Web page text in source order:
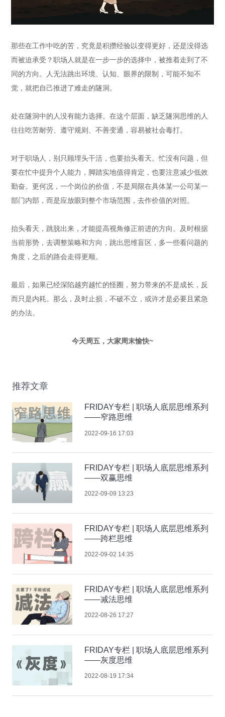
那些在工作中吃的苦，究竟是积攒经验以变得更好，还是没得选
而被迫承受？职场人就是在一步一步的选择中，被推着走到了不
同的方向。人无法跳出环境、认知、眼界的限制，可能不知不
觉，就把自己推进了难走的隧洞。
处在隧洞中的人没有能力选择。在这个层面，缺乏隧洞思维的人
往往吃苦耐劳、遵守规则、不善变通，容易被社会毒打。
对于职场人，别只顾埋头干活，也要抬头看天。忙没有问题，但
要在忙中提升个人能力，脚踏实地值得肯定，也要注意减少低效
勤奋。更何况，一个岗位的价值，不是局限在具体某一公司某一
部门内部，而是应放眼到整个市场范围，去作价值的对照。
抬头看天，跳脱出来，才能提高视角修正前进的方向。及时根据
当前形势，去调整策略和方向，跳出思维盲区，多一些看问题的
角度，之后的路会走得更顺。
最后，如果已经深陷越穷越忙的怪圈，努力带来的不是成长，反
而只是内耗。那么，及时止损，不破不立，或许才是必要且紧急
的办法。
今天周五，大家周末愉快~
推荐文章
FRIDAY专栏 | 职场人底层思维系列
——窄路思维
2022-09-16 17:03
FRIDAY专栏 | 职场人底层思维系列
——双赢思维
2022-09-09 13:23
FRIDAY专栏 | 职场人底层思维系列
——跨栏思维
2022-09-02 14:35
FRIDAY专栏 | 职场人底层思维系列
——减法思维
2022-08-26 17:27
FRIDAY专栏 | 职场人底层思维系列
——灰度思维
2022-08-19 17:34